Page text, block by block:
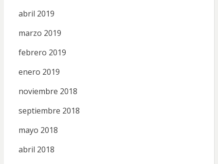
abril 2019
marzo 2019
febrero 2019
enero 2019
noviembre 2018
septiembre 2018
mayo 2018
abril 2018